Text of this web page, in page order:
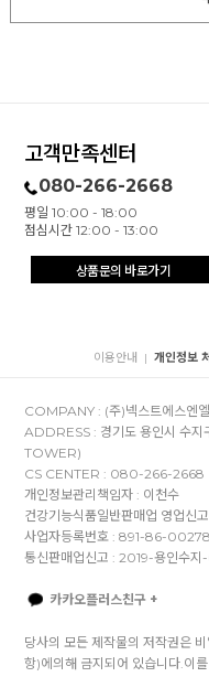
고객만족센터
080-266-2668
평일 10:00 - 18:00
점심시간 12:00 - 13:00
상품문의 바로가기
이용안내 | 개인정보
COMPANY : (주)넥스트에스엔
ADDRESS : 경기도 용인시 수지
TOWER)
CS CENTER : 080-266-2668
개인정보관리책임자 : 이천수
건강기능식품일반판매업 영업
사업자등록번호 : 891-86-00278
통신판매업신고 : 2019-용인수
카카오플러스친구 +
당사의 모든 제작물의 저작권은
항)에의해 금지되어 있습니다.이